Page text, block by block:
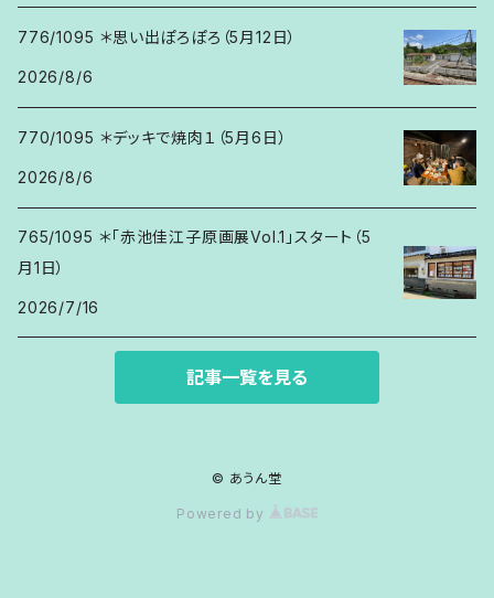
776/1095 ＊思い出ぽろぽろ（5月12日）
2026/8/6
770/1095 ＊デッキで焼肉１（5月6日）
2026/8/6
765/1095 ＊「赤池佳江子原画展Vol.1」スタート（5
月1日）
2026/7/16
記事一覧を見る
© あうん堂
Powered by